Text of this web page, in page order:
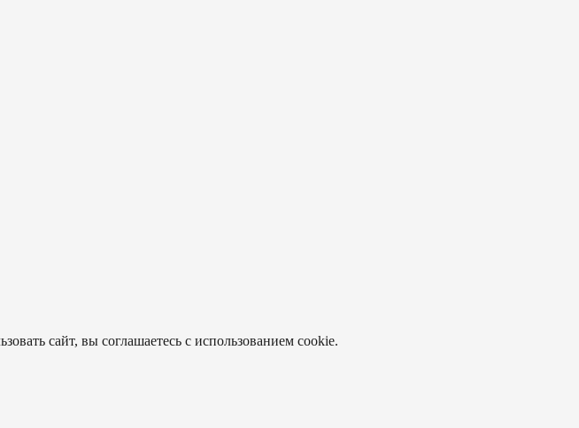
сайт, вы соглашаетесь с использованием cookie.